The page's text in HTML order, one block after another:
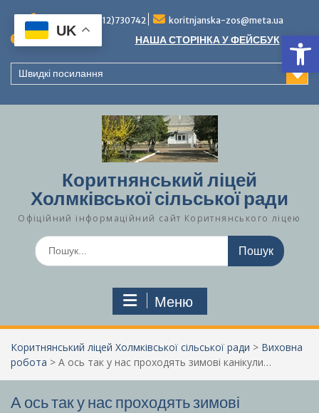
вмісту
Тел./факс (0312)730742 koritnjanska-zos@meta.ua
Повідомлення: НАША СТОРІНКА У ФЕЙСБУК
Швидкі посилання
Коритнянський ліцей
Холмківської сільської ради
Офіційний інформаційний сайт Коритнянського ліцею
Шукати:
Меню
Коритнянський ліцей Холмківської сільської ради > Виховна
робота > А ось так у нас проходять зимові канікули…
А ось так у нас проходять зимові
UK